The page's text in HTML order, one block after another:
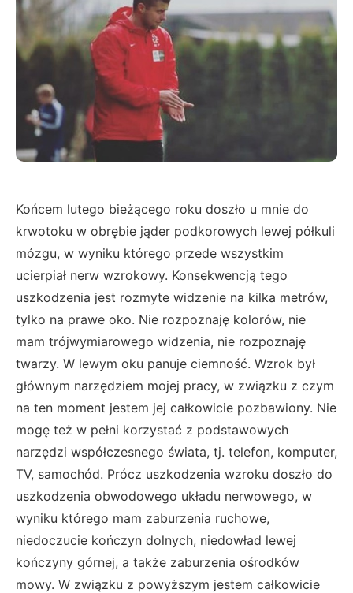
Końcem lutego bieżącego roku doszło u mnie do
krwotoku w obrębie jąder podkorowych lewej półkuli
mózgu, w wyniku którego przede wszystkim
ucierpiał nerw wzrokowy. Konsekwencją tego
uszkodzenia jest rozmyte widzenie na kilka metrów,
tylko na prawe oko. Nie rozpoznaję kolorów, nie
mam trójwymiarowego widzenia, nie rozpoznaję
twarzy. W lewym oku panuje ciemność. Wzrok był
głównym narzędziem mojej pracy, w związku z czym
na ten moment jestem jej całkowicie pozbawiony. Nie
mogę też w pełni korzystać z podstawowych
narzędzi współczesnego świata, tj. telefon, komputer,
TV, samochód. Prócz uszkodzenia wzroku doszło do
uszkodzenia obwodowego układu nerwowego, w
wyniku którego mam zaburzenia ruchowe,
niedoczucie kończyn dolnych, niedowład lewej
kończyny górnej, a także zaburzenia ośrodków
mowy. W związku z powyższym jestem całkowicie